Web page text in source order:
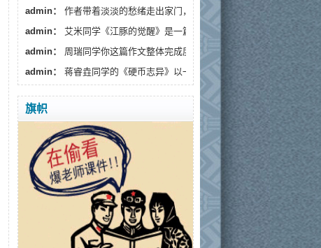
admin：
作者带着淡淡的愁绪走出家门，趁着月色出来散...
admin：
艾米同学《江豚的觉醒》是一篇情感细腻、寓意深...
admin：
周瑞同学你这篇作文整体完成度较高，情感真挚...
admin：
蒋睿垚同学的《硬币志异》以一枚假币的奇幻旅...
旗帜